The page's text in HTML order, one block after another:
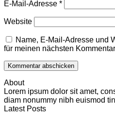
E-Mail-Adresse *
Website
Name, E-Mail-Adresse und
für meinen nächsten
About
Lorem ipsum dolor sit amet,
diam nonummy nibh euismod
Latest Posts